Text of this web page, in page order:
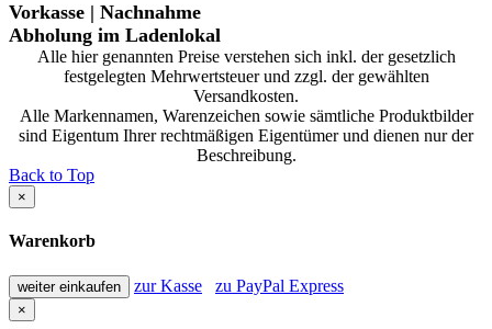
Vorkasse | Nachnahme
Abholung im Ladenlokal
Alle hier genannten Preise verstehen sich inkl. der gesetzlich
festgelegten Mehrwertsteuer und zzgl. der gewählten
Versandkosten.
Alle Markennamen, Warenzeichen sowie sämtliche Produktbilder
sind Eigentum Ihrer rechtmäßigen Eigentümer und dienen nur der
Beschreibung.
Back to Top
×
Warenkorb
weiter einkaufen zur Kasse zu PayPal Express
×